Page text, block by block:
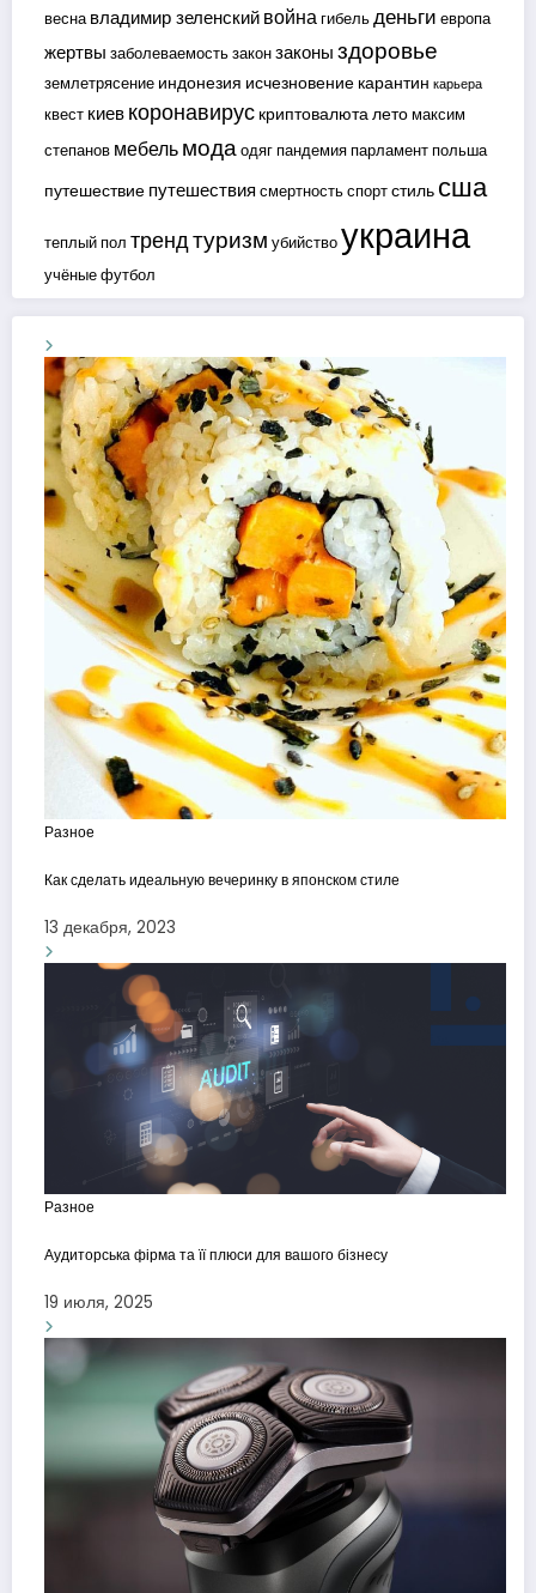
весна владимир зеленскийвойнагибельденьги европа
жертвы заболеваемостьзаконзаконыздоровье
землетрясение индонезия исчезновение карантин карьера
квест киевкоронавирус криптовалюталетомаксим
степанов мебельмодаодягпандемияпарламентпольша
путешествие путешествия смертностьспортстиль сша
теплый пол трендтуризм убийствоукраина
учёныефутбол
Разное
Как сделать идеальную вечеринку в японском стиле
13 декабря, 2023
Разное
Аудиторська фірма та її плюси для вашого бізнесу
19 июля, 2025